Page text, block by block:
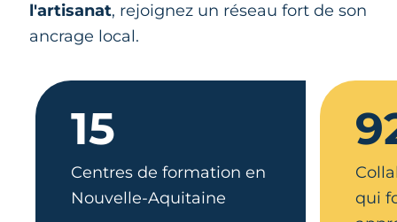
l'artisanat, rejoignez un réseau fort de son
ancrage local.
15
Centres de formation en
Nouvelle-Aquitaine
qui